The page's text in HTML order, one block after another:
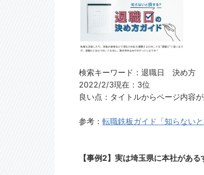
検索キーワード：退職日 決め方
2022/2/3現在：3位
良い点：タイトルからページ内容
参考： 転職鉄板ガイド「知らない
【事例2】 実は埼玉県に本社がある